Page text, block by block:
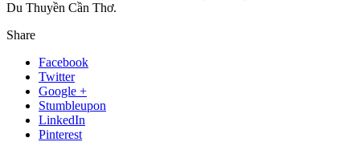
Du Thuyền Cần Thơ.
Share
Facebook
Twitter
Google +
Stumbleupon
LinkedIn
Pinterest